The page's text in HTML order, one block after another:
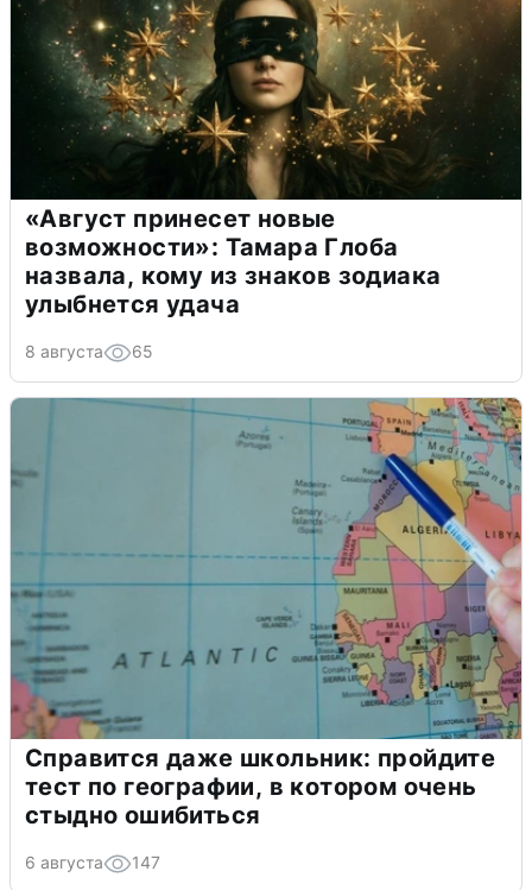
«Август принесет новые
возможности»: Тамара Глоба
назвала, кому из знаков зодиака
улыбнется удача
8 августа 65
Справится даже школьник: пройдите
тест по географии, в котором очень
стыдно ошибиться
6 августа 147